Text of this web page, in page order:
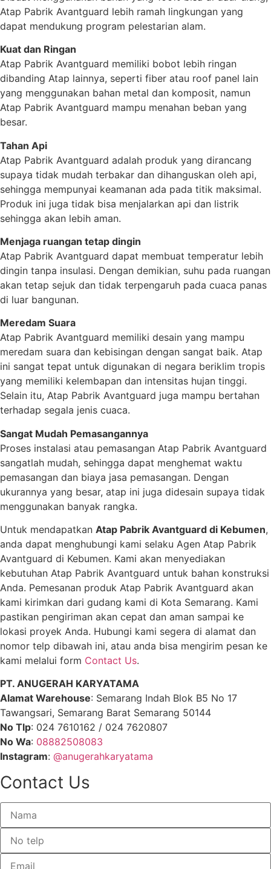
Atap Pabrik Avantguard lebih ramah lingkungan yang
dapat mendukung program pelestarian alam.
Kuat dan Ringan
Atap Pabrik Avantguard memiliki bobot lebih ringan
dibanding Atap lainnya, seperti fiber atau roof panel lain
yang menggunakan bahan metal dan komposit, namun
Atap Pabrik Avantguard mampu menahan beban yang
besar.
Tahan Api
Atap Pabrik Avantguard adalah produk yang dirancang
supaya tidak mudah terbakar dan dihanguskan oleh api,
sehingga mempunyai keamanan ada pada titik maksimal.
Produk ini juga tidak bisa menjalarkan api dan listrik
sehingga akan lebih aman.
Menjaga ruangan tetap dingin
Atap Pabrik Avantguard dapat membuat temperatur lebih
dingin tanpa insulasi. Dengan demikian, suhu pada ruangan
akan tetap sejuk dan tidak terpengaruh pada cuaca panas
di luar bangunan.
Meredam Suara
Atap Pabrik Avantguard memiliki desain yang mampu
meredam suara dan kebisingan dengan sangat baik. Atap
ini sangat tepat untuk digunakan di negara beriklim tropis
yang memiliki kelembapan dan intensitas hujan tinggi.
Selain itu, Atap Pabrik Avantguard juga mampu bertahan
terhadap segala jenis cuaca.
Sangat Mudah Pemasangannya
Proses instalasi atau pemasangan Atap Pabrik Avantguard
sangatlah mudah, sehingga dapat menghemat waktu
pemasangan dan biaya jasa pemasangan. Dengan
ukurannya yang besar, atap ini juga didesain supaya tidak
menggunakan banyak rangka.
Untuk mendapatkan Atap Pabrik Avantguard di Kebumen,
anda dapat menghubungi kami selaku Agen Atap Pabrik
Avantguard di Kebumen. Kami akan menyediakan
kebutuhan Atap Pabrik Avantguard untuk bahan konstruksi
Anda. Pemesanan produk Atap Pabrik Avantguard akan
kami kirimkan dari gudang kami di Kota Semarang. Kami
pastikan pengiriman akan cepat dan aman sampai ke
lokasi proyek Anda. Hubungi kami segera di alamat dan
nomor telp dibawah ini, atau anda bisa mengirim pesan ke
kami melalui form Contact Us.
PT. ANUGERAH KARYATAMA
Alamat Warehouse: Semarang Indah Blok B5 No 17
Tawangsari, Semarang Barat Semarang 50144
No Tlp: 024 7610162 / 024 7620807
No Wa: 08882508083
Instagram: @anugerahkaryatama
Contact Us